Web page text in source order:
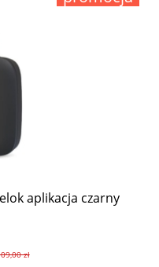
aplikacja czarny
zł